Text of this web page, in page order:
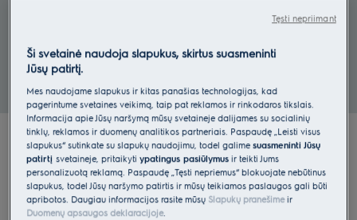
ATRASKITE INDAPLOVES
Ši svetainė naudoja slapukus, skirtus suasmeninti
Jūsų patirtį.
Mes naudojame slapukus ir kitas panašias technologijas, kad
pagerintume svetainės veikimą, taip pat reklamos ir rinkodaros tikslais.
Informacija apie Jūsų naršymą mūsų svetainėje dalijamės su socialinių
tinklų, reklamos ir duomenų analitikos partneriais. Paspaudę „Leisti visus
slapukus“ sutinkate su slapukų naudojimu, todėl galimesuasmeninti Jūsų
patirtįsvetainėje, pritaikytiypatingus pasiūlymus ir teikti Jums
personalizuotą reklamą. Paspaudę „Tęsti nepriėmus“ blokuojate nebūtinus
slapukus, todėl Jūsų naršymo patirtis ir mūsų teikiamos paslaugos gali būti
apribotos. Daugiau informacijos rasite mūsų Slapukų pranešimeir
Duomenų apsaugos deklaracijoje.
Tęsti nepriimant